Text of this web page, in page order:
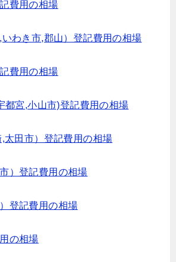
費用の相場
わき市,郡山）登記費用の相場
費用の相場
都宮,小山市)登記費用の相場
太田市）登記費用の相場
）登記費用の相場
登記費用の相場
の相場